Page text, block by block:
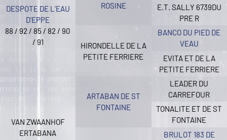
DESPOTE DE L’EAU
D’EPPE
88 / 92 / 85 / 82 / 90
/ 91
ROSINE
HIRONDELLE DE LA
PETITE FERRIERE
E.T. SALLY 6739DU
PRE R
BANCO DU PIED DE
VEAU
EVITA ET DE LA
PETITE FERRIERE
VAN ZWAANHOF
ERTABANA
ARTABAN DE ST
FONTAINE
LEADER DU
CARREFOUR
TONALITE ET DE ST
FONTAINE
BRULOT 183 DE